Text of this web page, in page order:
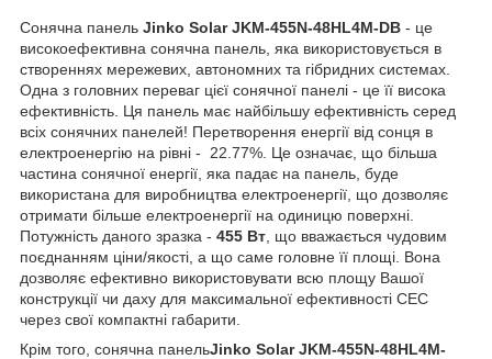
Сонячна панель Jinko Solar JKM-455N-48HL4M-DB - це
високоефективна сонячна панель, яка використовується в
створеннях мережевих, автономних та гібридних системах.
Одна з головних переваг цієї сонячної панелі - це її висока
ефективність. Ця панель має найбільшу ефективність серед
всіх сонячних панелей! Перетворення енергії від сонця в
електроенергію на рівні - 22.77%. Це означає, що більша
частина сонячної енергії, яка падає на панель, буде
використана для виробництва електроенергії, що дозволяє
отримати більше електроенергії на одиницю поверхні.
Потужність даного зразка - 455 Вт , що вважається чудовим
поєднанням ціни/якості, а що саме головне її площі. Вона
дозволяє ефективно використовувати всю площу Вашої
конструкції чи даху для максимальної ефективності СЕС
через свої компактні габарити.
Крім того, сонячна панельJinko Solar JKM-455N-48HL4M-